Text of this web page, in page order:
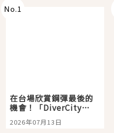
No.1
在台場欣賞鋼彈最後的
機會！「DiverCity
Tokyo Plaza」搭船、
購物、美食及夜景，一
2026年07月13日